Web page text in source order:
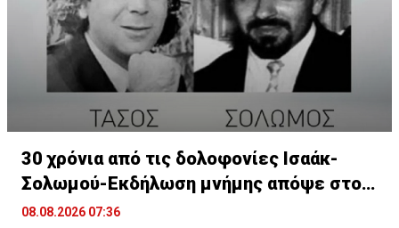
30 χρόνια από τις δολοφονίες Ισαάκ-
Σολωμού-Εκδήλωση μνήμης απόψε στο
Παραλίμνι
08.08.2026 07:36